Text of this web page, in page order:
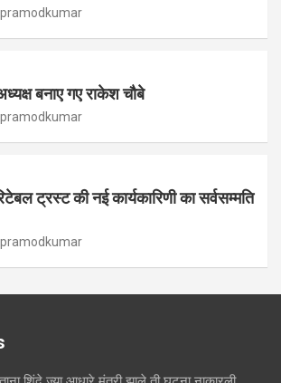
pramodkumar
बनाए गए राकेश चौबे
pramodkumar
ट्रस्ट की नई कार्यकारिणी का सर्वसम्मति
pramodkumar